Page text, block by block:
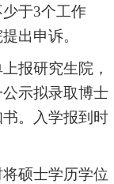
于3个工作
出申诉。
报研究生院，
示拟录取博士
。入学报到时
硕士学历学位